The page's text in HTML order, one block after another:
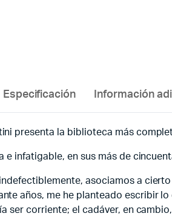
Especificación Información
presenta la biblioteca más
e infatigable, en sus más de
asociamos a
años, me he planteado escribir
ser corriente; el cadáver, en